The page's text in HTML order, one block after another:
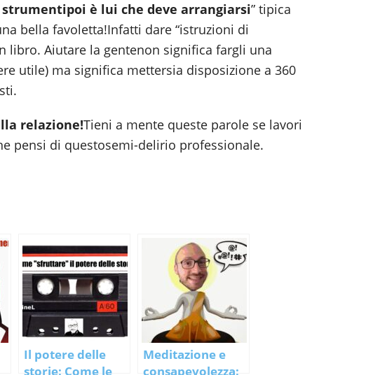
strumentipoi è lui che deve arrangiarsi” tipica
bella favoletta!Infatti dare “istruzioni di
libro. Aiutare la gentenon significa fargli una
utile) ma significa mettersia disposizione a 360
relazione!Tieni a mente queste parole se lavori
pensi di questosemi-delirio professionale.
Il potere delle
storie: Come le
Meditazione e
consapevolezza: